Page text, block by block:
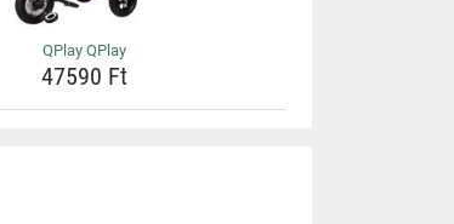
QPlay QPlay
47590 Ft